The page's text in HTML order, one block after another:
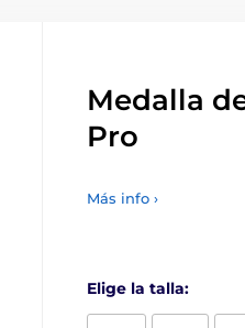
Medalla
Pro
Más info ›
Elige la talla: